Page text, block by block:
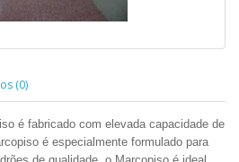
(0)
é fabricado com elevada capacidade de
é especialmente formulado para